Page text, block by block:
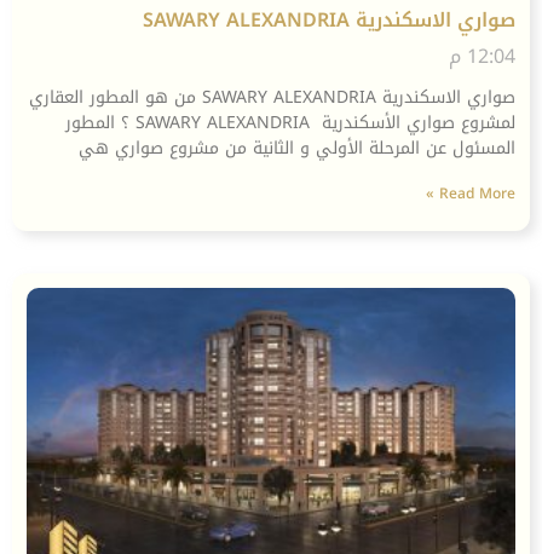
صواري الاسكندرية SAWARY ALEXANDRIA
12:04 م
صواري الاسكندرية SAWARY ALEXANDRIA من هو المطور العقاري
لمشروع صواري الأسكندرية SAWARY ALEXANDRIA ؟ المطور
المسئول عن المرحلة الأولي و الثانية من مشروع صواري هي
Read More »